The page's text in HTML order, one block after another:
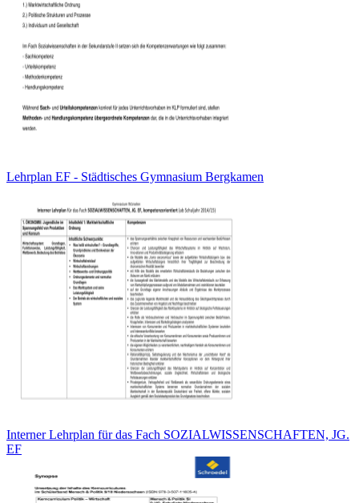
Lehrplan EF - Städtisches Gymnasium Bergkamen
Interner Lehrplan für das Fach SOZIALWISSENSCHAFTEN, JG.
EF